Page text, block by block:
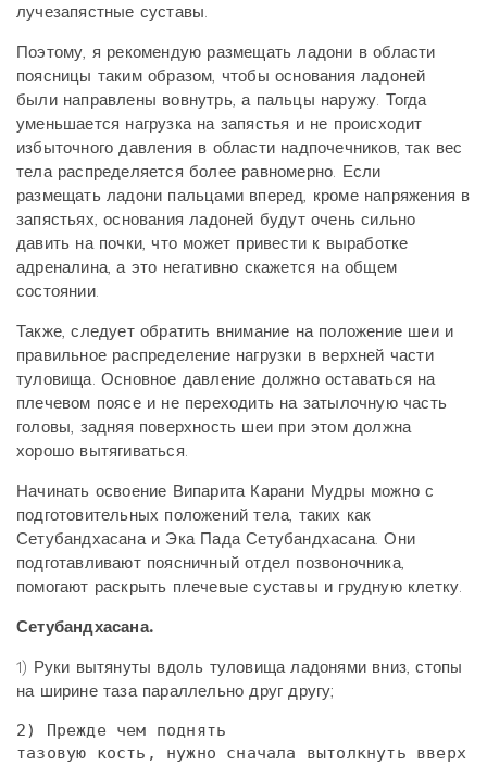
лучезапястные суставы.
Поэтому, я рекомендую размещать ладони в области
поясницы таким образом, чтобы основания ладоней
были направлены вовнутрь, а пальцы наружу. Тогда
уменьшается нагрузка на запястья и не происходит
избыточного давления в области надпочечников, так вес
тела распределяется более равномерно. Если
размещать ладони пальцами вперед, кроме напряжения в
запястьях, основания ладоней будут очень сильно
давить на почки, что может привести к выработке
адреналина, а это негативно скажется на общем
состоянии.
Также, следует обратить внимание на положение шеи и
правильное распределение нагрузки в верхней части
туловища. Основное давление должно оставаться на
плечевом поясе и не переходить на затылочную часть
головы, задняя поверхность шеи при этом должна
хорошо вытягиваться.
Начинать освоение Випарита Карани Мудры можно с
подготовительных положений тела, таких как
Сетубандхасана и Эка Пада Сетубандхасана. Они
подготавливают поясничный отдел позвоночника,
помогают раскрыть плечевые суставы и грудную клетку.
Сетубандхасана.
1) Руки вытянуты вдоль туловища ладонями вниз, стопы
на ширине таза параллельно друг другу;
2) Прежде чем поднять
тазовую кость, нужно сначала вытолкнуть вверх